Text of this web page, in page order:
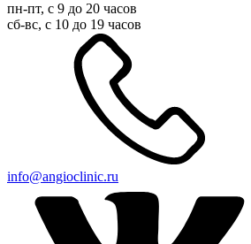
пн-пт, с 9 до 20 часов
сб-вс, с 10 до 19 часов
info@angioclinic.ru